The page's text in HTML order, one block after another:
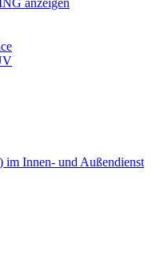
anzeigen
im Innen- und Außendienst